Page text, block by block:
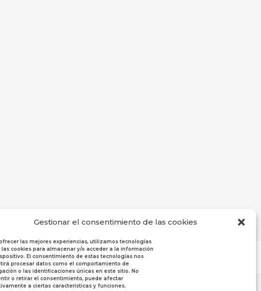
Gestionar el consentimiento de las cookies
las mejores experiencias, utilizamos tecnologías
las cookies para almacenar y/o acceder a la información
El consentimiento de estas tecnologías nos
procesar datos como el comportamiento de
o las identificaciones únicas en este sitio. No
o retirar el consentimiento, puede afectar
a ciertas características y funciones.